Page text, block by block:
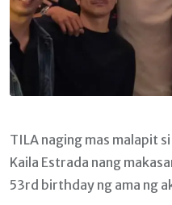
TILA naging mas malapit
Kaila Estrada nang
53rd birthday ng ama ng